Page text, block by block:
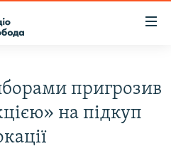
пригрозив
на підкуп